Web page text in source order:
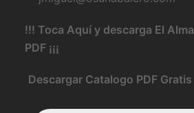
!!! Toca Aquí y descarga El
PDF ¡¡¡
Descargar Catalogo PDF